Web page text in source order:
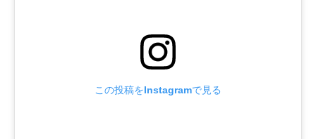
この投稿をInstagramで見る